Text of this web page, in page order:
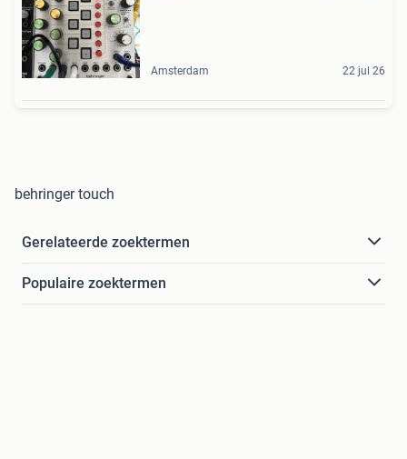
Amsterdam 22 jul 26
behringer touch
Gerelateerde zoektermen
Populaire zoektermen